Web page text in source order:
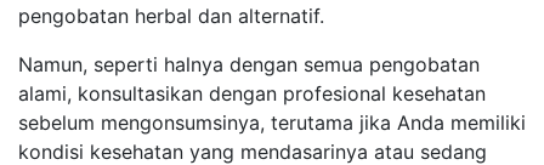
pengobatan herbal dan alternatif.
Namun, seperti halnya dengan semua pengobatan
alami, konsultasikan dengan profesional kesehatan
sebelum mengonsumsinya, terutama jika Anda memiliki
kondisi kesehatan yang mendasarinya atau sedang